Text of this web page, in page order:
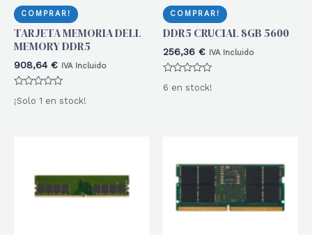
COMPRAR!
TARJETA MEMORIA DELL
MEMORY DDR5
908,64 € IVA Incluido
con
¡Solo 1 en stock!
COMPRAR!
DDR5 CRUCIAL 8GB 5600
256,36 € IVA Incluido
con
6 en stock!